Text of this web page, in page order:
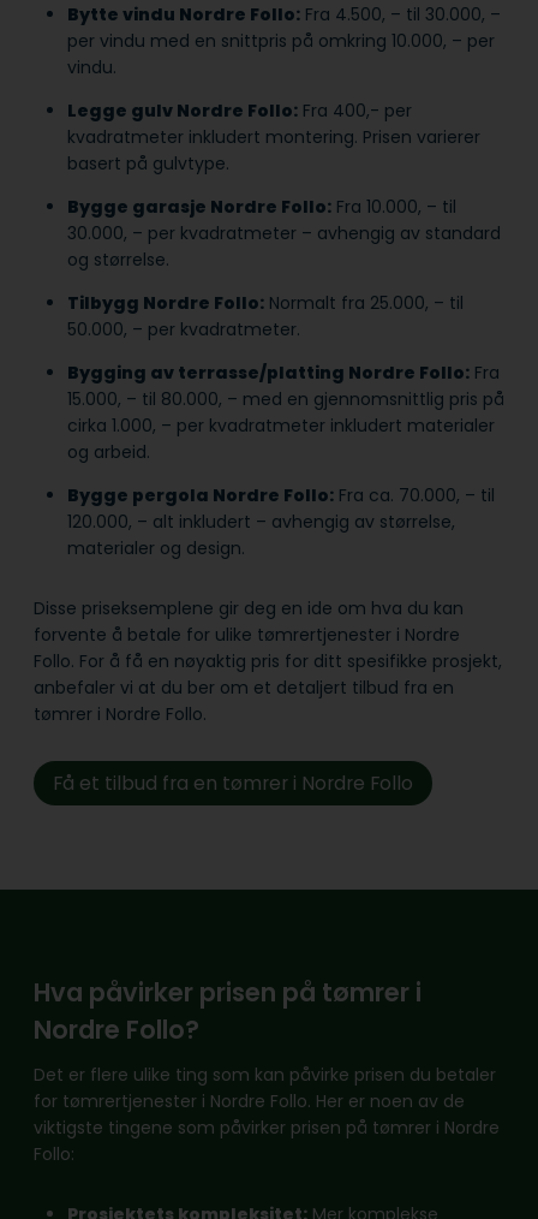
Bytte vindu Nordre Follo: Fra 4.500, – til 30.000, –
per vindu med en snittpris på omkring 10.000, – per
vindu.
Legge gulv Nordre Follo: Fra 400,- per
kvadratmeter inkludert montering. Prisen varierer
basert på gulvtype.
Bygge garasje Nordre Follo: Fra 10.000, – til
30.000, – per kvadratmeter – avhengig av standard
og størrelse.
Tilbygg Nordre Follo: Normalt fra 25.000, – til
50.000, – per kvadratmeter.
Bygging av terrasse/platting Nordre Follo: Fra
15.000, – til 80.000, – med en gjennomsnittlig pris på
cirka 1.000, – per kvadratmeter inkludert materialer
og arbeid.
Bygge pergola Nordre Follo: Fra ca. 70.000, – til
120.000, – alt inkludert – avhengig av størrelse,
materialer og design.
Disse priseksemplene gir deg en ide om hva du kan
forvente å betale for ulike tømrertjenester i Nordre
Follo. For å få en nøyaktig pris for ditt spesifikke prosjekt,
anbefaler vi at du ber om et detaljert tilbud fra en
tømrer i Nordre Follo.
Få et tilbud fra en tømrer i Nordre Follo
Hva påvirker prisen på tømrer i
Nordre Follo?
Det er flere ulike ting som kan påvirke prisen du betaler
for tømrertjenester i Nordre Follo. Her er noen av de
viktigste tingene som påvirker prisen på tømrer i Nordre
Follo:
Prosjektets kompleksitet: Mer komplekse